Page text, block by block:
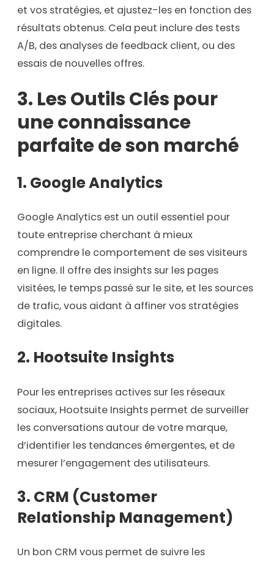
et vos stratégies, et ajustez-les en fonction des
résultats obtenus. Cela peut inclure des tests
A/B, des analyses de feedback client, ou des
essais de nouvelles offres.
3. Les Outils Clés pour
une connaissance
parfaite de son marché
1. Google Analytics
Google Analytics est un outil essentiel pour
toute entreprise cherchant à mieux
comprendre le comportement de ses visiteurs
en ligne. Il offre des insights sur les pages
visitées, le temps passé sur le site, et les sources
de trafic, vous aidant à affiner vos stratégies
digitales.
2. Hootsuite Insights
Pour les entreprises actives sur les réseaux
sociaux, Hootsuite Insights permet de surveiller
les conversations autour de votre marque,
d’identifier les tendances émergentes, et de
mesurer l’engagement des utilisateurs.
3. CRM (Customer
Relationship Management)
Un bon CRM vous permet de suivre les